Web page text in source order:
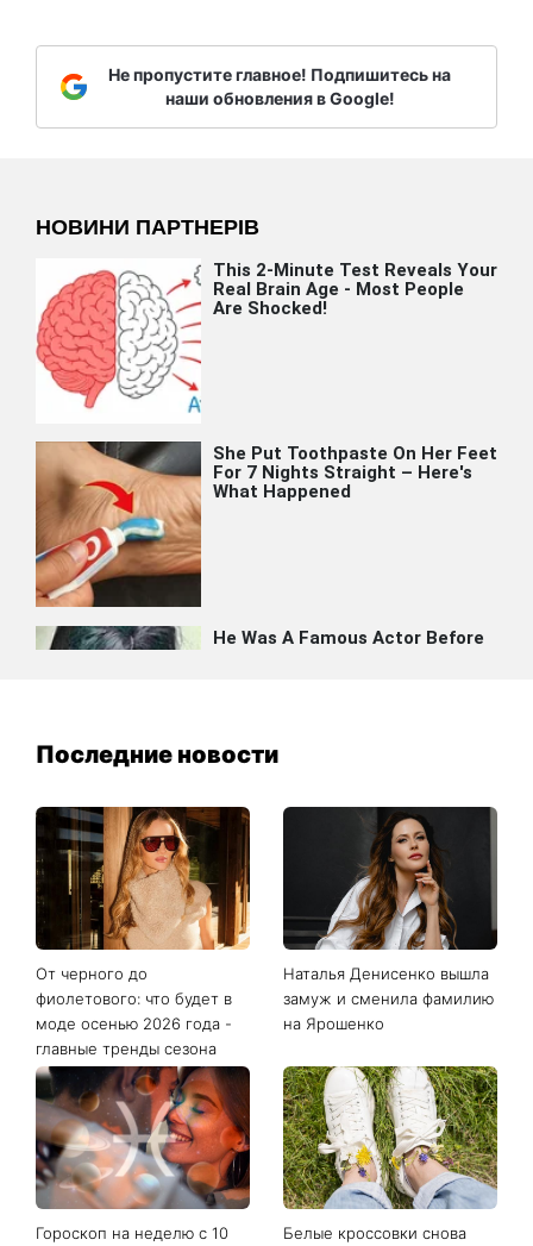
Не пропустите главное! Подпишитесь на
наши обновления в Google!